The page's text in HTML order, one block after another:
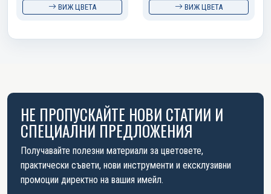
ВИЖ ЦВЕТА ВИЖ ЦВЕТА
НЕ ПРОПУСКАЙТЕ НОВИ СТАТИИ И
СПЕЦИАЛНИ ПРЕДЛОЖЕНИЯ
Получавайте полезни материали за цветовете,
практически съвети, нови инструменти и ексклузивни
промоции директно на вашия имейл.